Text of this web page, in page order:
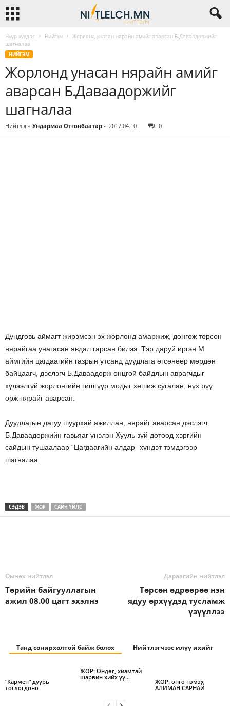
Нүүр хуудас Нийгэм
Жорлонд унасан нярайн амийг аварсан Б.Даваадоржийг
шагналаа
НИЙГЭМ
Жорлонд унасан нярайн амийг
аварсан Б.Даваадоржийг
шагналаа
Нийтлэгч Ундармаа Отгонбаатар - 2017.04.10 0
Дундговь аймагт жирэмсэн эх жорлонд амаржиж, дөнгөж төрсөн
нярайгаа унагасан явдал гарсан билээ. Тэр даруй иргэн М
аймгийн цагдаагийн газрын утсанд дуудлага өгсөнөөр мөрдөн
байцаагч, дэслэгч Б.Даваадорж онцгой байдлын аврагчдыг
хүлээлгүй жорлонгийн гишгүүр модыг хөшиж сугалан, нүх рүү
орж нярайг аварсан.
Дуудлагын дагуу шуурхай ажиллан, нярайг аварсан дэслэгч
Б.Даваадоржийн гавьяаг үнэлэн Хууль зүй дотоод хэргийн
сайдын тушаалаар “Цагдаагийн алдар” хүндэт тэмдэгээр
шагналаа.
СЭДЭВ ЖОР САЙН ҮЙЛС
Өмнөх нийтлэл
Төрийн байгууллагын
ажил 08.00 цагт эхэлнэ
Дараагийн нийтлэл
Төрсөн өдрөөрөө нэн
ядуу өрхүүдэд тусламж
үзүүллээ
Танд сонирхолтой байж болох Нийтлэгчээс илүү ихийг
“Кармен” дуурь
тоглогдоно
ЖОР: Өндөг, хиамтай
шарвин хийх үү…
ЖОР: өнгө нэмэх
АЛИМАН САРНАЙ